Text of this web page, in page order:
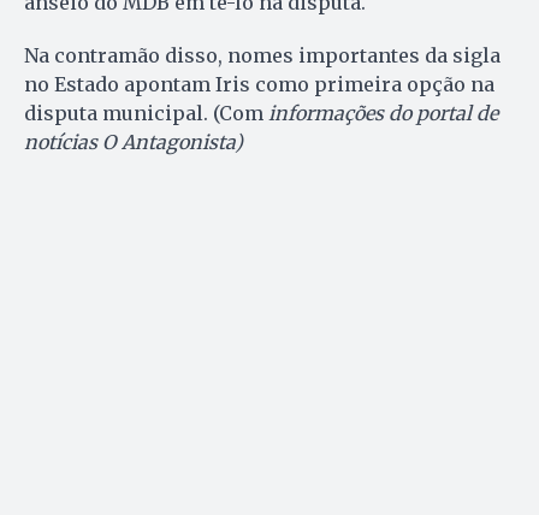
Na contramão disso, nomes importantes da sigla
no Estado apontam Iris como primeira opção na
disputa municipal. (Com informações do portal de
notícias O Antagonista)